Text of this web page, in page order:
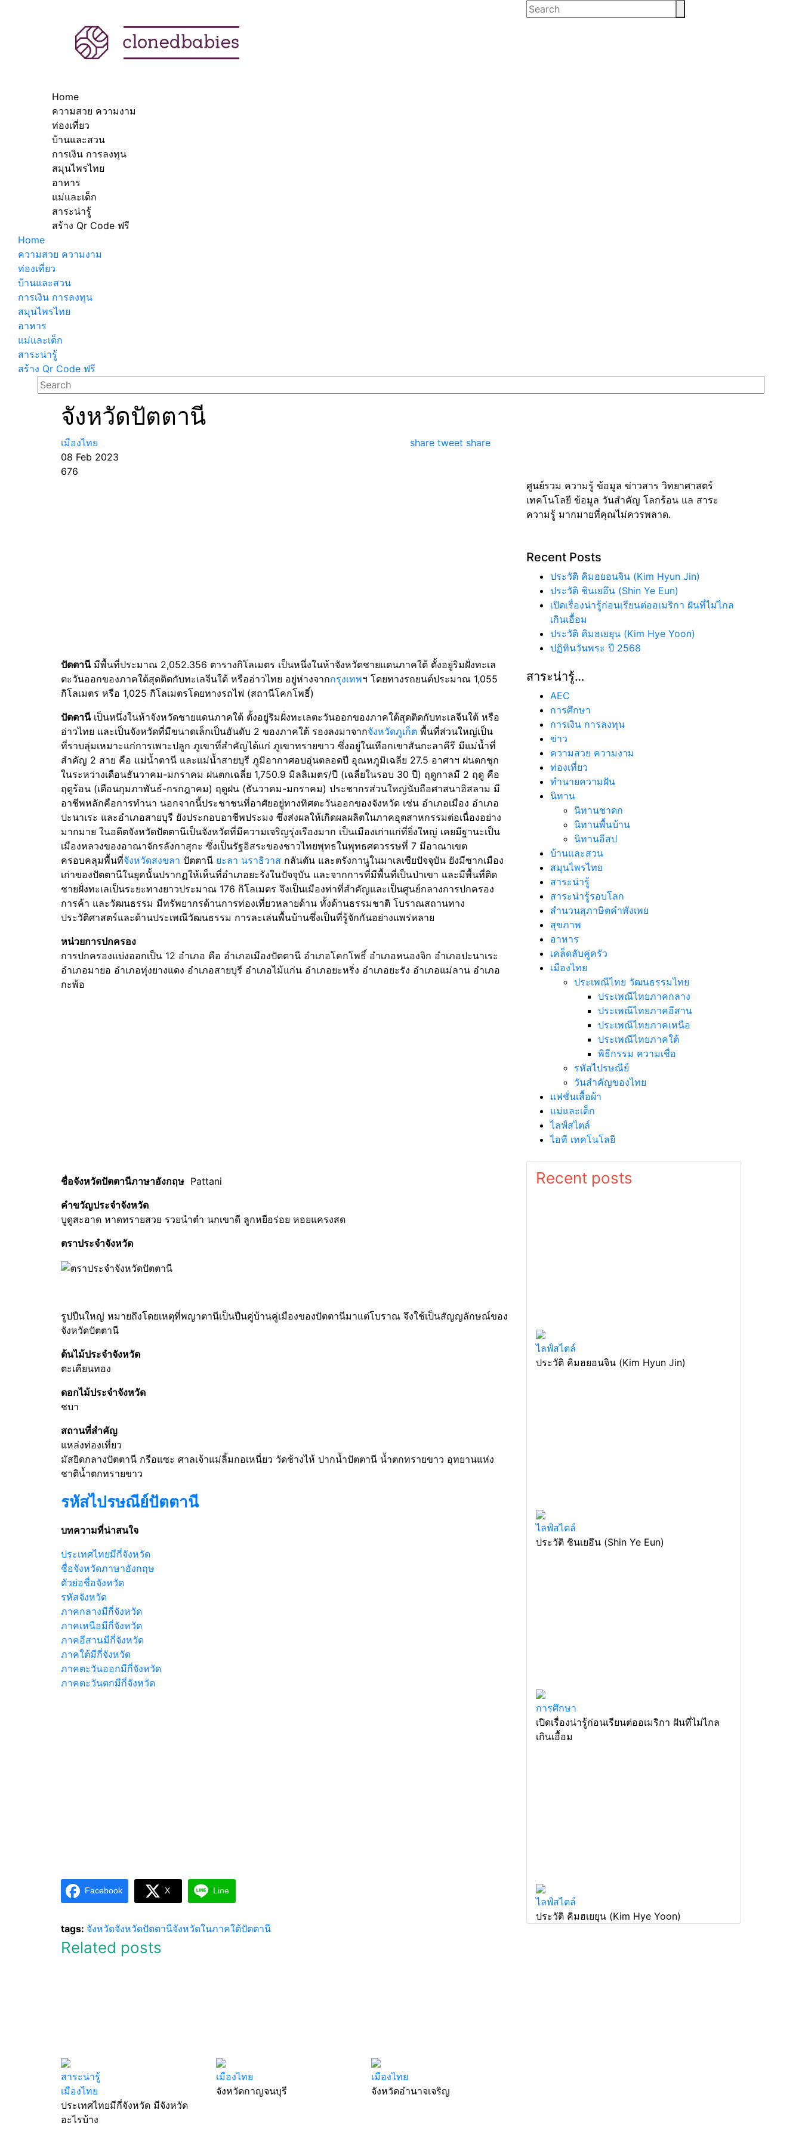
Home
ความสวย ความงาม
ท่องเที่ยว
บ้านและสวน
การเงิน การลงทุน
สมุนไพรไทย
อาหาร
แม่และเด็ก
สาระน่ารู้
สร้าง Qr Code ฟรี
Home
ความสวย ความงาม
ท่องเที่ยว
บ้านและสวน
การเงิน การลงทุน
สมุนไพรไทย
อาหาร
แม่และเด็ก
สาระน่ารู้
สร้าง Qr Code ฟรี
จังหวัดปัตตานี
เมืองไทย
08 Feb 2023
676
share tweet share
ปัตตานีมีพื้นที่ประมาณ 2,052.356 ตารางกิโลเมตร เป็นหนึ่งในห้าจังหวัดชายแดนภาคใต้ ตั้งอยู่ริมฝั่งทะเล
ตะวันออกของภาคใต้สุดติดกับทะเลจีนใต้ หรืออ่าวไทย อยู่ห่างจากกรุงเทพฯ โดยทางรถยนต์ประมาณ 1,055
กิโลเมตร หรือ 1,025 กิโลเมตรโดยทางรถไฟ (สถานีโคกโพธิ์)
ปัตตานีเป็นหนึ่งในห้าจังหวัดชายแดนภาคใต้ ตั้งอยู่ริมฝั่งทะเลตะวันออกของภาคใต้สุดติดกับทะเลจีนใต้ หรือ
อ่าวไทย และเป็นจังหวัดที่มีขนาดเล็กเป็นอันดับ 2 ของภาคใต้ รองลงมาจากจังหวัดภูเก็ต พื้นที่ส่วนใหญ่เป็น
ที่ราบลุ่มเหมาะแก่การเพาะปลูก ภูเขาที่สำคัญได้แก่ ภูเขาทรายขาว ซึ่งอยู่ในเทือกเขาสันกะลาคีรี มีแม่น้ำที่
สำคัญ 2 สาย คือ แม่น้ำตานี และแม่น้ำสายบุรี ภูมิอากาศอบอุ่นตลอดปี อุณหภูมิเฉลี่ย 27.5 อาศาฯ ฝนตกชุก
ในระหว่างเดือนธันวาคม-มกราคม ฝนตกเฉลี่ย 1,750.9 มิลลิเมตร/ปี (เฉลี่ยในรอบ 30 ปี) ฤดูกาลมี 2 ฤดู คือ
ฤดูร้อน (เดือนกุมภาพันธ์-กรกฎาคม) ฤดูฝน (ธันวาคม-มกราคม) ประชากรส่วนใหญ่นับถือศาสนาอิสลาม มี
อาชีพหลักคือการทำนา นอกจากนี้ประชาชนที่อาศัยอยู่ทางทิศตะวันออกของจังหวัด เช่น อำเภอเมือง อำเภอ
ปะนาเระ และอำเภอสายบุรี ยังประกอบอาชีพประมง ซึ่งส่งผลให้เกิดผลผลิตในภาคอุตสาหกรรมต่อเนื่องอย่าง
มากมาย ในอดีตจังหวัดปัตตานีเป็นจังหวัดที่มีความเจริญรุ่งเรืองมาก เป็นเมืองเก่าแก่ที่ยิ่งใหญ่ เคยมีฐานะเป็น
เมืองหลวงของอาณาจักรลังกาสุกะ ซึ่งเป็นรัฐอิสระของชาวไทยพุทธในพุทธศตวรรษที่ 7 มีอาณาเขต
ครอบคลุมพื้นที่จังหวัดสงขลา ปัตตานี ยะลา นราธิวาส กลันตัน และตรังกานูในมาเลเซียปัจจุบัน ยังมีซากเมือง
เก่าของปัตตานีในยุคนั้นปรากฏให้เห็นที่อำเภอยะรังในปัจจุบัน และจากการที่มีพื้นที่เป็นป่าเขา และมีพื้นที่ติด
ชายฝั่งทะเลเป็นระยะทางยาวประมาณ 176 กิโลเมตร จึงเป็นเมืองท่าที่สำคัญและเป็นศูนย์กลางการปกครอง
การค้า และวัฒนธรรม มีทรัพยากรด้านการท่องเที่ยวหลายด้าน ทั้งด้านธรรมชาติ โบราณสถานทาง
ประวัติศาสตร์และด้านประเพณีวัฒนธรรม การละเล่นพื้นบ้านซึ่งเป็นที่รู้จักกันอย่างแพร่หลาย
หน่วยการปกครอง
การปกครองแบ่งออกเป็น 12 อำเภอ คือ อำเภอเมืองปัตตานี อำเภอโคกโพธิ์ อำเภอหนองจิก อำเภอปะนาเระ
อำเภอมายอ อำเภอทุ่งยางแดง อำเภอสายบุรี อำเภอไม้แก่น อำเภอยะหริ่ง อำเภอยะรัง อำเภอแม่ลาน อำเภอ
กะพ้อ
ชื่อจังหวัดปัตตานีภาษาอังกฤษ Pattani
คำขวัญประจำจังหวัด
บูดูสะอาด หาดทรายสวย รวยนำตำ นกเขาดี ลูกหยีอร่อย หอยแครงสด
ตราประจำจังหวัด
รูปปืนใหญ่ หมายถึงโดยเหตุที่พญาตานีเป็นปืนคู่บ้านคู่เมืองของปัตตานีมาแต่โบราณ จึงใช้เป็นสัญญลักษณ์ของ
จังหวัดปัตตานี
ต้นไม้ประจำจังหวัด
ตะเคียนทอง
ดอกไม้ประจำจังหวัด
ชบา
สถานที่สำคัญ
แหล่งท่องเที่ยว
มัสยิดกลางปัตตานี กรีอแซะ ศาลเจ้าแม่ลิ้มกอเหนี่ยว วัดช้างไห้ ปากน้ำปัตตานี น้ำตกทรายขาว อุทยานแห่ง
ชาติน้ำตกทรายขาว
รหัสไปรษณีย์ปัตตานี
บทความที่น่าสนใจ
ประเทศไทยมีกี่จังหวัด
ชื่อจังหวัดภาษาอังกฤษ
ตัวย่อชื่อจังหวัด
รหัสจังหวัด
ภาคกลางมีกี่จังหวัด
ภาคเหนือมีกี่จังหวัด
ภาคอีสานมีกี่จังหวัด
ภาคใต้มีกี่จังหวัด
ภาคตะวันออกมีกี่จังหวัด
ภาคตะวันตกมีกี่จังหวัด
Facebook X Line
tags: จังหวัดจังหวัดปัตตานีจังหวัดในภาคใต้ปัตตานี
Related posts
สาระน่ารู้
เมืองไทย
ประเทศไทยมีกี่จังหวัด มีจังหวัด
อะไรบ้าง
เมืองไทย
จังหวัดกาญจนบุรี
เมืองไทย
จังหวัดอำนาจเจริญ
ศูนย์รวม ความรู้ ข้อมูล ข่าวสาร วิทยาศาสตร์
เทคโนโลยี ข้อมูล วันสำคัญ โลกร้อน แล สาระ
ความรู้ มากมายที่คุณไม่ควรพลาด.
Recent Posts
ประวัติ คิมฮยอนจิน (Kim Hyun Jin)
ประวัติ ชินเยอึน (Shin Ye Eun)
เปิดเรื่องน่ารู้ก่อนเรียนต่ออเมริกา ฝันที่ไม่ไกล
เกินเอื้อม
ประวัติ คิมฮเยยุน (Kim Hye Yoon)
ปฏิทินวันพระ ปี 2568
สาระน่ารู้…
AEC
การศึกษา
การเงิน การลงทุน
ข่าว
ความสวย ความงาม
ท่องเที่ยว
ทํานายความฝัน
นิทาน
นิทานชาดก
นิทานพื้นบ้าน
นิทานอีสป
บ้านและสวน
สมุนไพรไทย
สาระน่ารู้
สาระน่ารู้รอบโลก
สำนวนสุภาษิตคำพังเพย
สุขภาพ
อาหาร
เคล็ดลับคู่ครัว
เมืองไทย
ประเพณีไทย วัฒนธรรมไทย
ประเพณีไทยภาคกลาง
ประเพณีไทยภาคอีสาน
ประเพณีไทยภาคเหนือ
ประเพณีไทยภาคใต้
พิธีกรรม ความเชื่อ
รหัสไปรษณีย์
วันสำคัญของไทย
แฟชั่นเสื้อผ้า
แม่และเด็ก
ไลฟ์สไตล์
ไอที เทคโนโลยี
Recent posts
ไลฟ์สไตล์
ประวัติ คิมฮยอนจิน (Kim Hyun Jin)
ไลฟ์สไตล์
ประวัติ ชินเยอึน (Shin Ye Eun)
การศึกษา
เปิดเรื่องน่ารู้ก่อนเรียนต่ออเมริกา ฝันที่ไม่ไกล
เกินเอื้อม
ไลฟ์สไตล์
ประวัติ คิมฮเยยุน (Kim Hye Yoon)